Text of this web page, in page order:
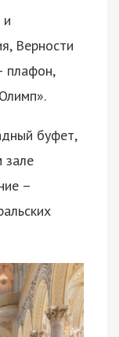
Верности
плафон,
буфет,
зале
–